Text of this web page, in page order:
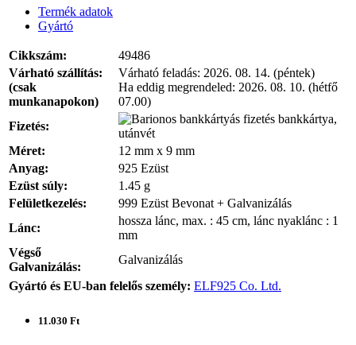
Termék adatok
Gyártó
Cikkszám:
49486
Várható szállítás:
(csak
munkanapokon)
Várható feladás: 2026. 08. 14. (péntek)
Ha eddig megrendeled: 2026. 08. 10. (hétfő
07.00)
Fizetés:
bankkártya,
utánvét
Méret:
12 mm x 9 mm
Anyag:
925 Ezüst
Ezüst súly:
1.45 g
Felületkezelés:
999 Ezüst Bevonat + Galvanizálás
Lánc:
hossza lánc, max. : 45 cm, lánc nyaklánc : 1
mm
Végső
Galvanizálás:
Galvanizálás
Gyártó és EU-ban felelős személy: ELF925 Co. Ltd.
11.030 Ft